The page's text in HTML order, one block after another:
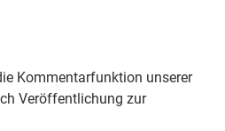
Kommentarfunktion unserer
Veröffentlichung zur